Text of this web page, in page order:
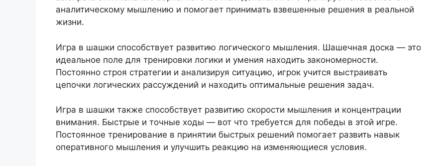
аналитическому мышлению и помогает принимать взвешенные решения в реальной
жизни.
Игра в шашки способствует развитию логического мышления. Шашечная доска — это
идеальное поле для тренировки логики и умения находить закономерности.
Постоянно строя стратегии и анализируя ситуацию, игрок учится выстраивать
цепочки логических рассуждений и находить оптимальные решения задач.
Игра в шашки также способствует развитию скорости мышления и концентрации
внимания. Быстрые и точные ходы — вот что требуется для победы в этой игре.
Постоянное тренирование в принятии быстрых решений помогает развить навык
оперативного мышления и улучшить реакцию на изменяющиеся условия.